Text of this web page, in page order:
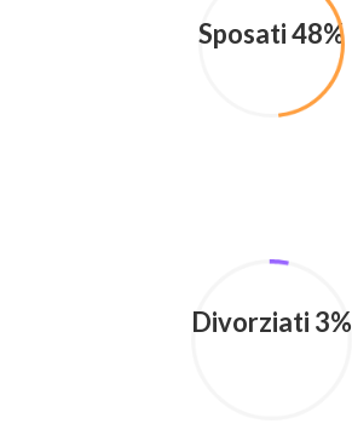
Sposati 48%
Divorziati 3%